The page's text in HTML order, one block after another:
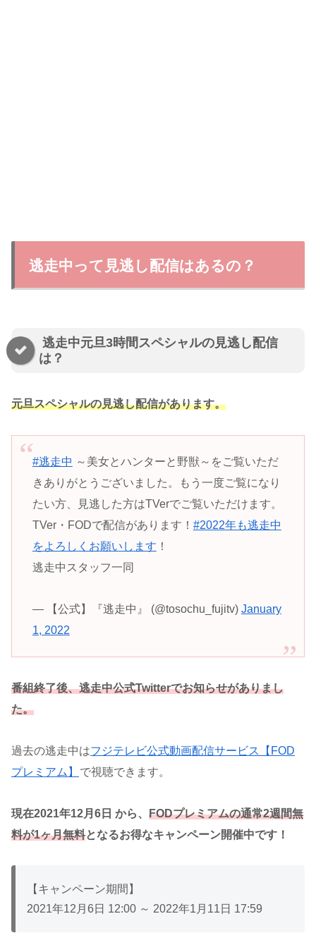
逃走中って見逃し配信はあるの？
逃走中元旦3時間スペシャルの見逃し配信
は？
元旦スペシャルの見逃し配信があります。
#逃走中 ～美女とハンターと野獣～をご覧いただ
きありがとうございました。もう一度ご覧になり
たい方、見逃した方はTVerでご覧いただけます。
TVer・FODで配信があります！ #2022年も逃走中
をよろしくお願いします ！
逃走中スタッフ一同
— 【公式】『逃走中』 (@tosochu_fujitv) January
1, 2022
番組終了後、逃走中公式Twitterでお知らせがありまし
た。
過去の逃走中はフジテレビ公式動画配信サービス【FOD
プレミアム】
で視聴できます。
現在2021年12月6日 から、 FODプレミアムの通常2週間無
料が1ヶ月無料となるお得なキャンペーン開催中です！
【キャンペーン期間】
2021年12月6日 12:00 ～ 2022年1月11日 17:59